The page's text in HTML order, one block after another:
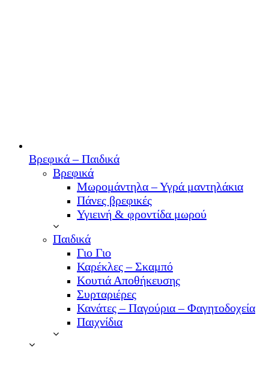
Βρεφικά – Παιδικά
Βρεφικά
Μωρομάντηλα – Υγρά μαντηλάκια
Πάνες βρεφικές
Υγιεινή & φροντίδα μωρού
Παιδικά
Γιο Γιο
Καρέκλες – Σκαμπό
Κουτιά Αποθήκευσης
Συρταριέρες
Κανάτες – Παγούρια – Φαγητοδοχεία
Παιχνίδια